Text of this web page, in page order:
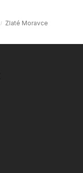
Zlaté Moravce